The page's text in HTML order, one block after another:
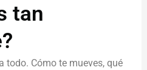
tan
todo. Cómo te mueves, qué